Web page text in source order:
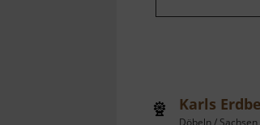
Karls
Döbeln / Sachsen